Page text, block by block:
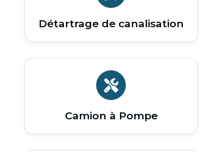
Détartrage de canalisation
Camion à Pompe